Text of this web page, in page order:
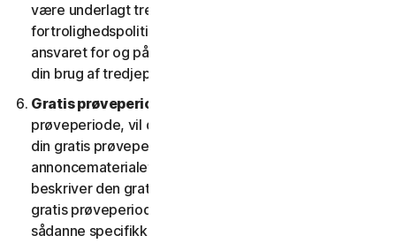
være underlagt tredjeparters tjenestevilkår og
fortrolighedspolitikker. Du anerkender alene at have
ansvaret for og påtager dig enhver risiko, der følger af
din brug af tredjepartsressourcer.
Gratis prøveperioder.
prøveperiode, vil de specifikke vilkår, der gælder for
din gratis prøveperiode, blive angivet ved tilmelding, i
annoncematerialet og/eller dokumentationen, der
beskriver den gratis prøveperiode. Din brug af den
gratis prøveperiode afhænger af, at du efterlever
sådanne specifikke betingelser.